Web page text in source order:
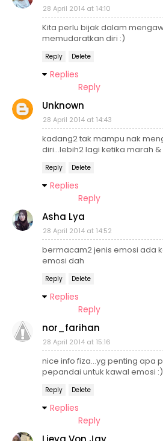
28 April 2014 at 14:10
Kita perlu bijak dalam
memudaratkan diri :)
Reply Delete
Replies
Reply
Unknown
28 April 2014 at 14:43
kadang2 tak mampu nak
diri...lebih2 lagi ketika marah
Reply Delete
Replies
Reply
Asha Lya
28 April 2014 at 14:52
bermacam2 jenis emosi ada
emosi dah
Reply Delete
Replies
Reply
nor_farihan
28 April 2014 at 15:16
nice info fiza...yg penting apa
pepandai untuk kawal emosi :)
Reply Delete
Replies
Reply